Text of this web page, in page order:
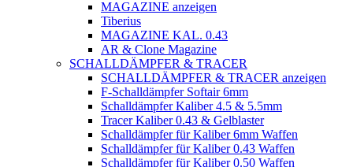
MAGAZINE anzeigen
Tiberius
MAGAZINE KAL. 0.43
AR & Clone Magazine
SCHALLDÄMPFER & TRACER
SCHALLDÄMPFER & TRACER anzeigen
F-Schalldämpfer Softair 6mm
Schalldämpfer Kaliber 4.5 & 5.5mm
Tracer Kaliber 0.43 & Gelblaster
Schalldämpfer für Kaliber 6mm Waffen
Schalldämpfer für Kaliber 0.43 Waffen
Schalldämpfer für Kaliber 0.50 Waffen